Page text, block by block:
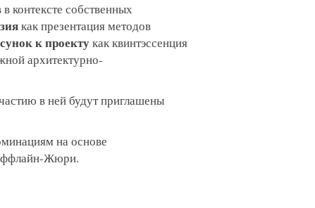
контексте собственных
как презентация методов
к проектукак квинтэссенция
архитектурно-
в ней будут приглашены
на основе
Жюри.